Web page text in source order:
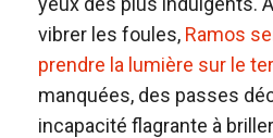
vibrer les foules, Ramos
prendre la lumière sur le
manquées, des passes
incapacité flagrante à